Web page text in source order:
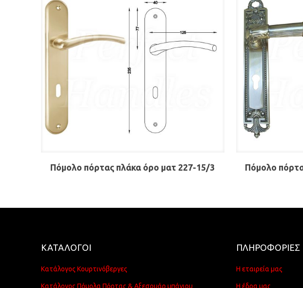
Πόμολο πόρτας πλάκα όρο ματ 227-15/3 Πόμολο
ΚΑΤΑΛΟΓΟΙ
Κατάλογος Κουρτινόβεργες
Κατάλογος Πόμολα Πόρτας & Αξεσουάρ μπάνιου
ΠΛΗΡΟΦΟΡΙΕΣ
Η εταιρεία μας
Η έδρα μας